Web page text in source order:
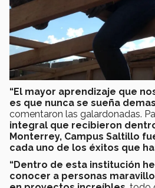
“El mayor aprendizaje que
es que nunca se sueña
comentaron las galardonadas.
integral que recibieron
Monterrey, Campus Saltillo
cada uno de los éxitos que
“Dentro de esta institución
conocer a personas